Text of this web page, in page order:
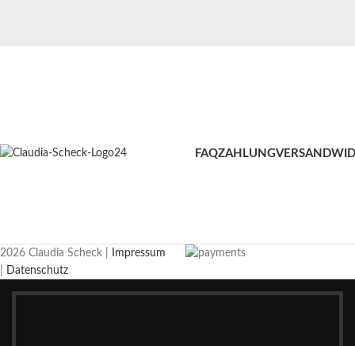
FAQZAHLUNGVERSAND
2026 Claudia Scheck |
Impressum
Datenschutz